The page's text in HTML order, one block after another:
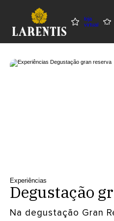
loja
virtual
Experiências
Degustação
Na degustação Gran